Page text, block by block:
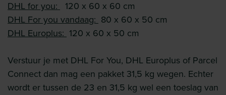
DHL for you:
120 x 60 x 60 cm
DHL For you vandaag: 80 x 60 x 50 cm
DHL Europlus: 120 x 60 x 50 cm
Verstuur je met DHL For You, DHL Europlus of Parcel
Connect dan mag een pakket 31,5 kg wegen. Echter
wordt er tussen de 23 en 31,5 kg wel een toeslag van